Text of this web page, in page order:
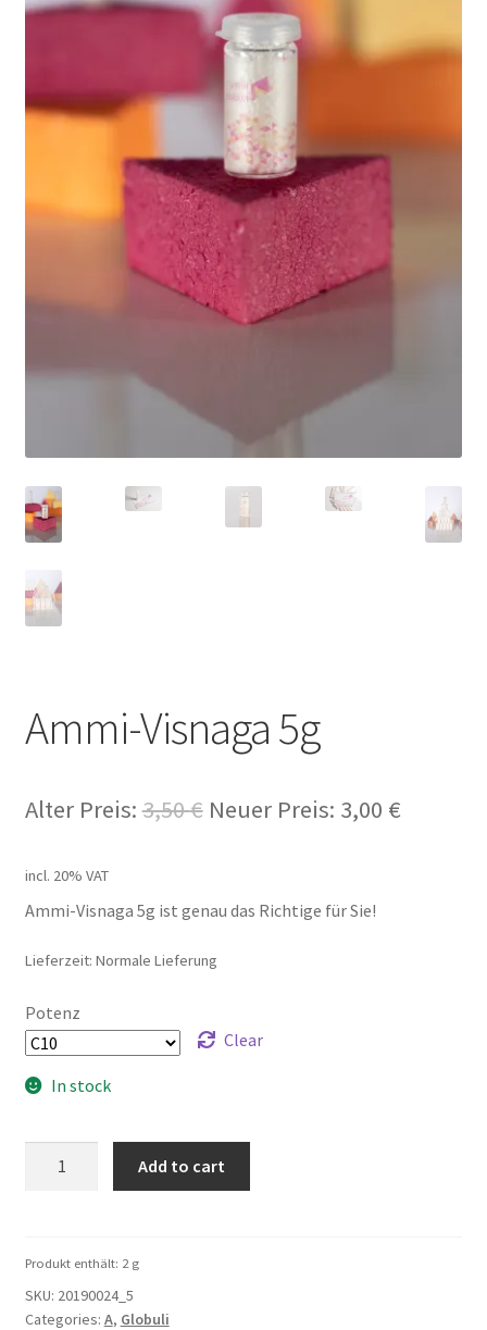
Ammi-Visnaga 5g
Alter Preis: 3,50€ Neuer Preis: 3,00 €
incl. 20% VAT
Ammi-Visnaga 5g ist genau das Richtige für Sie!
Lieferzeit: Normale Lieferung
Potenz
Clear
In stock
Add to cart
Produkt enthält: 2 g
SKU: 20190024_5
Categories: A, Globuli